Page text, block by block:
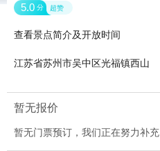
5.0 分 超赞
查看景点简介及开放时间
江苏省苏州市吴中区光福镇西山
暂无报价
暂无门票预订，我们正在努力补充